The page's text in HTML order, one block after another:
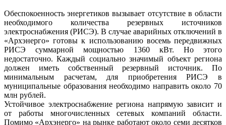
Обеспокоенность энергетиков вызывает отсутствие в области
необходимого количества резервных источников
электроснабжения (РИСЭ). В случае аварийных отключений в
«Архэнерго» готовы к использованию восемь передвижных
РИСЭ суммарной мощностью 1360 кВт. Но этого
недостаточно. Каждый социально значимый объект региона
должен иметь собственный резервный источник. По
минимальным расчетам, для приобретения РИСЭ в
муниципальные образования необходимо направить около 70
млн рублей.
Устойчивое электроснабжение региона напрямую зависит и
от работы многочисленных сетевых компаний области.
Помимо «Архэнерго» на рынке работают около семи десятков